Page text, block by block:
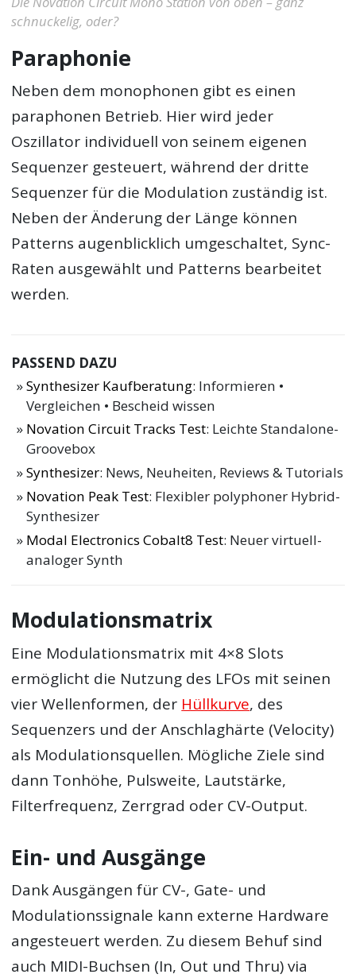
schnuckelig, oder?
Paraphonie
Neben dem monophonen gibt es einen
paraphonen Betrieb. Hier wird jeder
Oszillator individuell von seinem eigenen
Sequenzer gesteuert, während der dritte
Sequenzer für die Modulation zuständig ist.
Neben der Änderung der Länge können
Patterns augenblicklich umgeschaltet, Sync-
Raten ausgewählt und Patterns bearbeitet
werden.
PASSEND DAZU
Synthesizer Kaufberatung: Informieren •
Vergleichen • Bescheid wissen
Novation Circuit Tracks Test: Leichte Standalone-
Groovebox
Synthesizer: News, Neuheiten, Reviews & Tutorials
Novation Peak Test: Flexibler polyphoner Hybrid-
Synthesizer
Modal Electronics Cobalt8 Test: Neuer virtuell-
analoger Synth
Modulationsmatrix
Eine Modulationsmatrix mit 4×8 Slots
ermöglicht die Nutzung des LFOs mit seinen
vier Wellenformen, der Hüllkurve, des
Sequenzers und der Anschlaghärte (Velocity)
als Modulationsquellen. Mögliche Ziele sind
dann Tonhöhe, Pulsweite, Lautstärke,
Filterfrequenz, Zerrgrad oder CV-Output.
Ein- und Ausgänge
Dank Ausgängen für CV-, Gate- und
Modulationssignale kann externe Hardware
angesteuert werden. Zu diesem Behuf sind
auch MIDI-Buchsen (In, Out und Thru) via